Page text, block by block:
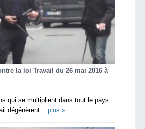
la loi Travail du 26 mai 2016 à
qui se multiplient dans tout le pays
dégénèrent... plus »